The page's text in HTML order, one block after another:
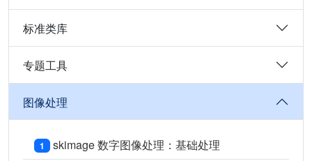
标准类库
专题工具
图像处理
1 skimage 数字图像处理：基础处理